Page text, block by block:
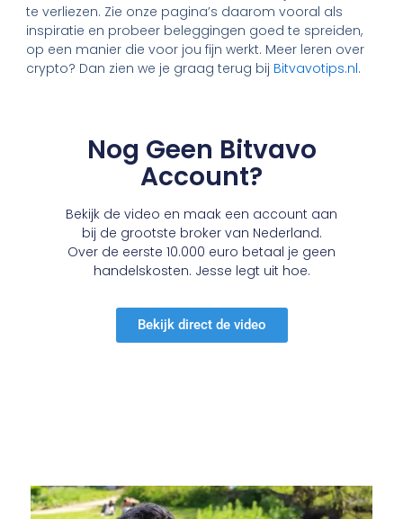
te verliezen. Zie onze pagina’s daarom vooral als
inspiratie en probeer beleggingen goed te spreiden,
op een manier die voor jou fijn werkt. Meer leren over
crypto? Dan zien we je graag terug bij Bitvavotips.nl.
Nog Geen Bitvavo
Account?
Bekijk de video en maak een account aan
bij de grootste broker van Nederland.
Over de eerste 10.000 euro betaal je geen
handelskosten. Jesse legt uit hoe.
Bekijk direct de video